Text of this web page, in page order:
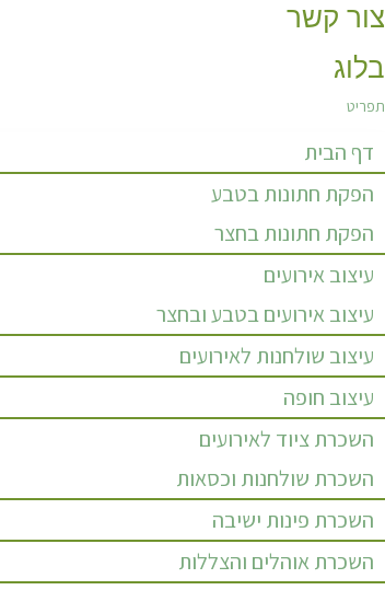
צור קשר
בלוג
תפריט
דף הבית
הפקת חתונות בטבע
הפקת חתונות בחצר
עיצוב אירועים
עיצוב אירועים בטבע ובחצר
עיצוב שולחנות לאירועים
עיצוב חופה
השכרת ציוד לאירועים
השכרת שולחנות וכסאות
השכרת פינות ישיבה
השכרת אוהלים והצללות